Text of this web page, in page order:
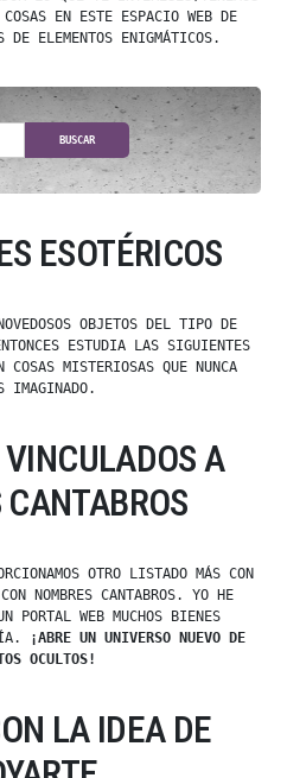
EN ESTE ESPACIO WEB DE
DE ELEMENTOS ENIGMÁTICOS.
BUSCAR
ESOTÉRICOS
OBJETOS DEL TIPO DE
ESTUDIA LAS SIGUIENTES
COSAS MISTERIOSAS QUE NUNCA
IMAGINADO.
A
OTRO LISTADO MÁS CON
NOMBRES CANTABROS. YO HE
PORTAL WEB MUCHOS BIENES
¡ABRE UN UNIVERSO NUEVO DE
OCULTOS!
LA IDEA DE